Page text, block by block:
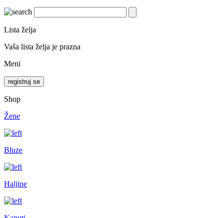
Lista želja
Vaša lista želja je prazna
Meni
registruj se
Shop
Žene
Bluze
Haljine